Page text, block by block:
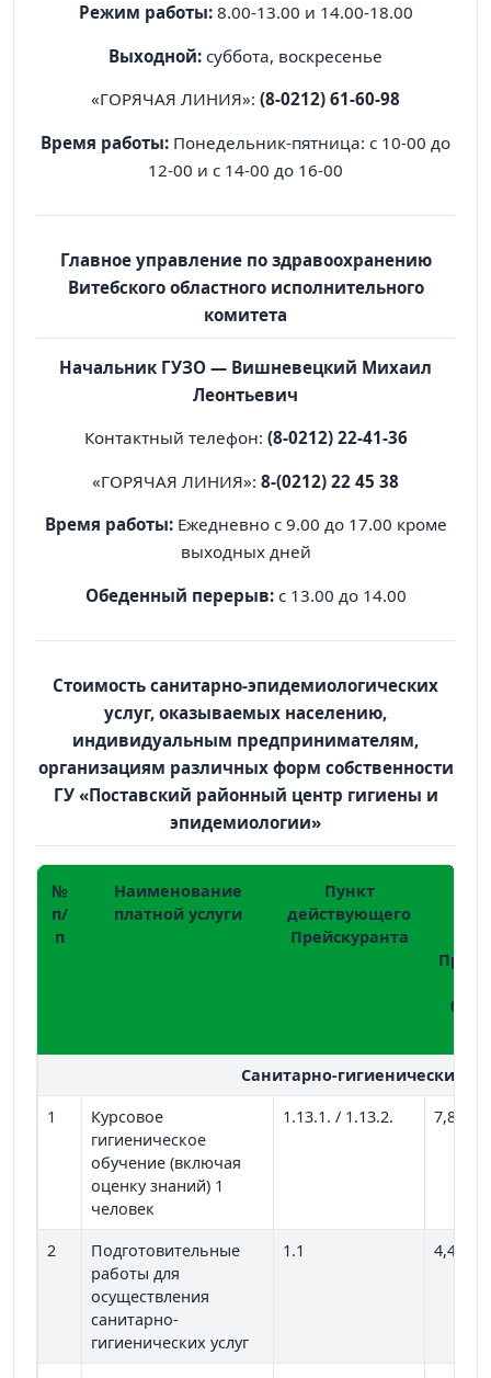
Режим работы:8.00-13.00 и 14.00-18.00
Выходной: суббота, воскресенье
«ГОРЯЧАЯ ЛИНИЯ»: (8-0212) 61-60-98
Время работы: Понедельник-пятница: с 10-00 до
12-00 и с 14-00 до 16-00
Главное управление по здравоохранению
Витебского областного исполнительного
комитета
Начальник ГУЗО — Вишневецкий Михаил
Леонтьевич
Контактный телефон: (8-0212) 22-41-36
«ГОРЯЧАЯ ЛИНИЯ»: 8-(0212) 22 45 38
Время работы:Ежедневно с 9.00 до 17.00 кроме
выходных дней
Обеденный перерыв:с 13.00 до 14.00
Стоимость санитарно-эпидемиологических
услуг, оказываемых населению,
индивидуальным предпринимателям,
организациям различных форм собственности
ГУ «Поставский районный центр гигиены и
эпидемиологии»
№
п/
п
Наименование
платной услуги
Пункт
действующего
Прейскуранта
Санитарно-гигиенические
1
Курсовое
гигиеническое
обучение (включая
оценку знаний) 1
человек
1.13.1. / 1.13.2. 7,80
2
Подготовительные
работы для
осуществления
санитарно-
гигиенических услуг
1.1 4,45